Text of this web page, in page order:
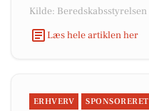
Kilde: Beredskabsstyrelsen
Læs hele artiklen her
ERHVERV SPONSORERET